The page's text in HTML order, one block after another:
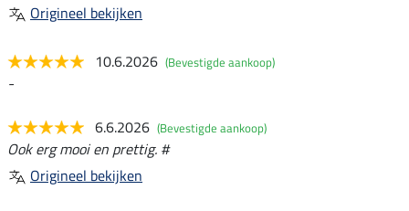
Origineel bekijken
10.6.2026 (Bevestigde aankoop)
-
6.6.2026 (Bevestigde aankoop)
Ook erg mooi en prettig. #
Origineel bekijken